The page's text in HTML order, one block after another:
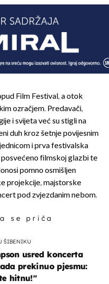
Film Festival, a otok
ozračjem. Predavači,
i svijeta već su stigli na
duh kroz šetnje povijesnim
i prva festivalska
filmskoj glazbi te
pomno osmišljen
projekcije, majstorske
pod zvjezdanim nebom.
se priča
ŠIBENIKU
usred koncerta
prekinuo pjesmu:
hitnu!"